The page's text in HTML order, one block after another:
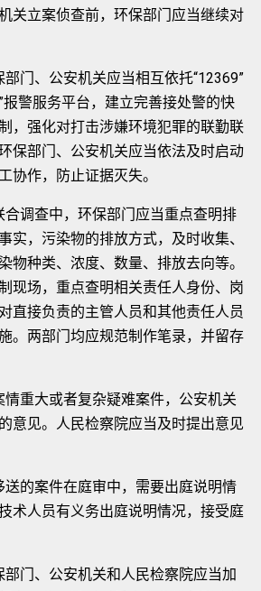
关立案侦查前，环保部门应当继续对
、公安机关应当相互依托“12369”
报警服务平台，建立完善接处警的快
，强化对打击涉嫌环境犯罪的联勤联
保部门、公安机关应当依法及时启动
协作，防止证据灭失。
查中，环保部门应当重点查明排
实，污染物的排放方式，及时收集、
物种类、浓度、数量、排放去向等。
现场，重点查明相关责任人身份、岗
直接负责的主管人员和其他责任人员
。两部门均应规范制作笔录，并留存
大或者复杂疑难案件，公安机关
意见。人民检察院应当及时提出意见
案件在庭审中，需要出庭说明情
术人员有义务出庭说明情况，接受庭
、公安机关和人民检察院应当加